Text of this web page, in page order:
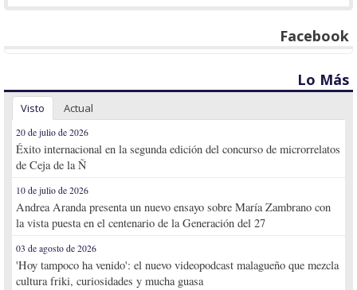
Facebook
Lo Más
Visto Actual
20 de julio de 2026
Éxito internacional en la segunda edición del concurso de microrrelatos
de Ceja de la Ñ
10 de julio de 2026
Andrea Aranda presenta un nuevo ensayo sobre María Zambrano con
la vista puesta en el centenario de la Generación del 27
03 de agosto de 2026
'Hoy tampoco ha venido': el nuevo videopodcast malagueño que mezcla
cultura friki, curiosidades y mucha guasa